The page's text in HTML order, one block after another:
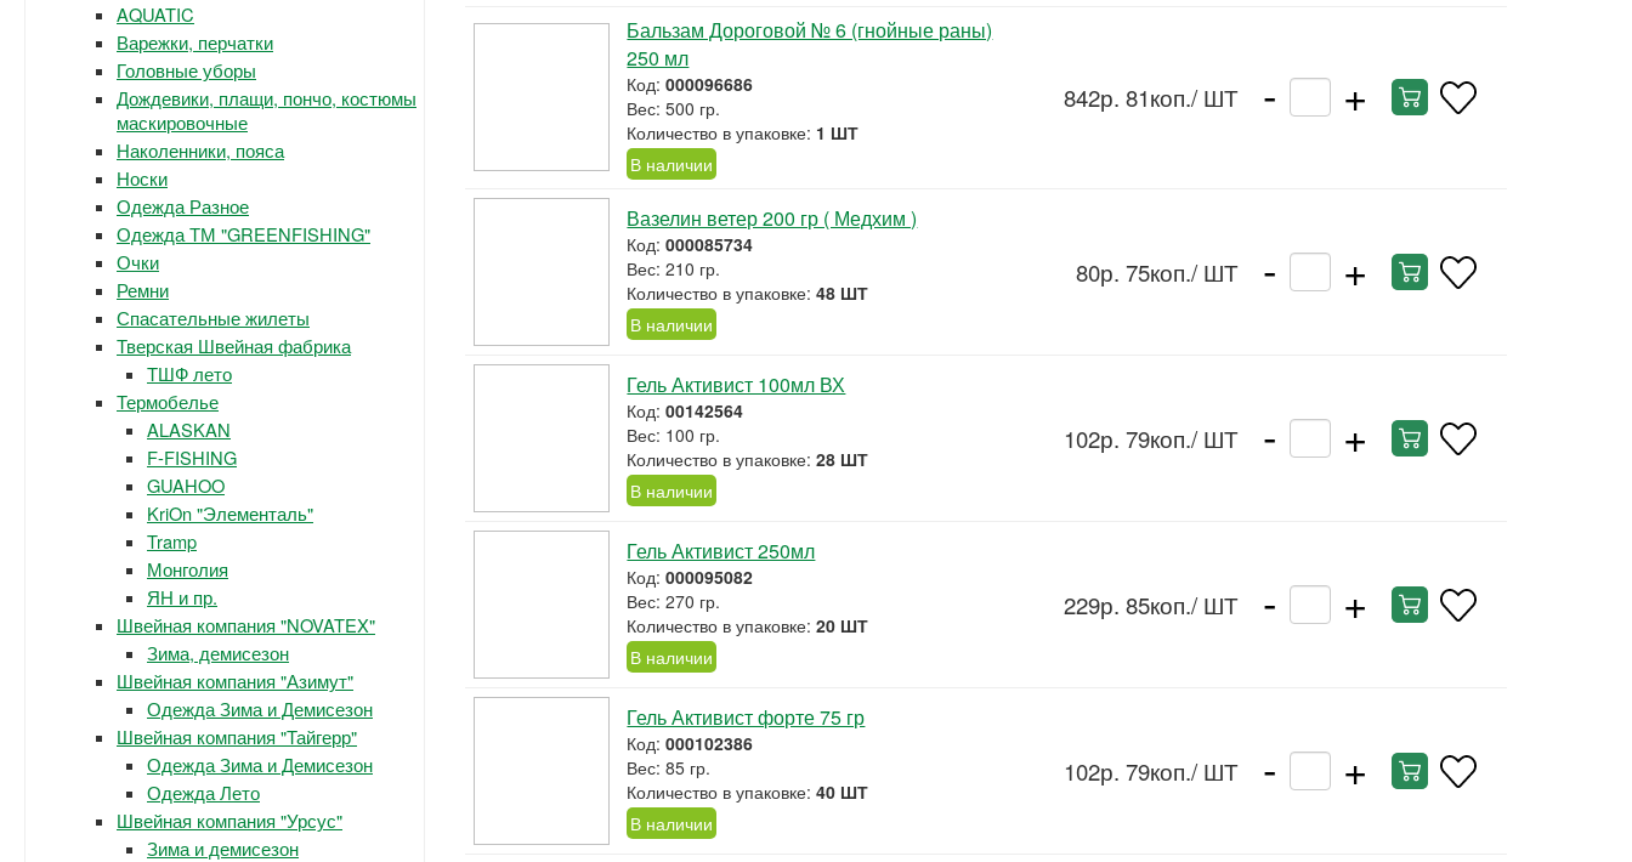
AQUATIC
Варежки, перчатки
Головные уборы
Дождевики, плащи, пончо, костюмы
маскировочные
Наколенники, пояса
Носки
Одежда Разное
Одежда ТМ "GREENFISHING"
Очки
Ремни
Спасательные жилеты
Тверская Швейная фабрика
ТШФ лето
Термобелье
ALASKAN
F-FISHING
GUAHOO
KriOn "Элементаль"
Tramp
Монголия
ЯН и пр.
Швейная компания "NOVATEX"
Зима, демисезон
Швейная компания "Азимут"
Одежда Зима и Демисезон
Швейная компания "Тайгерр"
Одежда Зима и Демисезон
Одежда Лето
Швейная компания "Урсус"
Зима и демисезон
Бальзам Дороговой № 6 (гнойные раны)
250 мл
Код:000096686
Вес: 500 гр.
Количество в упаковке: 1 ШТ
В наличии
842р. 81коп./ ШТ - +
Вазелин ветер 200 гр ( Медхим )
Код:000085734
Вес: 210 гр.
Количество в упаковке:48 ШТ
В наличии
80р. 75коп./ ШТ - +
Гель Активист 100мл ВХ
Код:00142564
Вес: 100 гр.
Количество в упаковке:28 ШТ
В наличии
102р. 79коп./ ШТ - +
Гель Активист 250мл
Код:000095082
Вес: 270 гр.
Количество в упаковке:20 ШТ
В наличии
229р. 85коп./ ШТ - +
Гель Активист форте 75 гр
Код:000102386
Вес: 85 гр.
Количество в упаковке:40 ШТ
В наличии
102р. 79коп./ ШТ - +